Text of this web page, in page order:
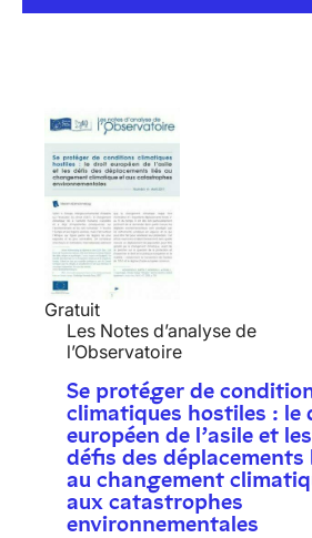
Gratuit
Les Notes d’analyse de
l’Observatoire
Se protéger de
climatiques hostiles : le
européen de l’asile et les
défis des déplacements
au changement
aux catastrophes
environnementales